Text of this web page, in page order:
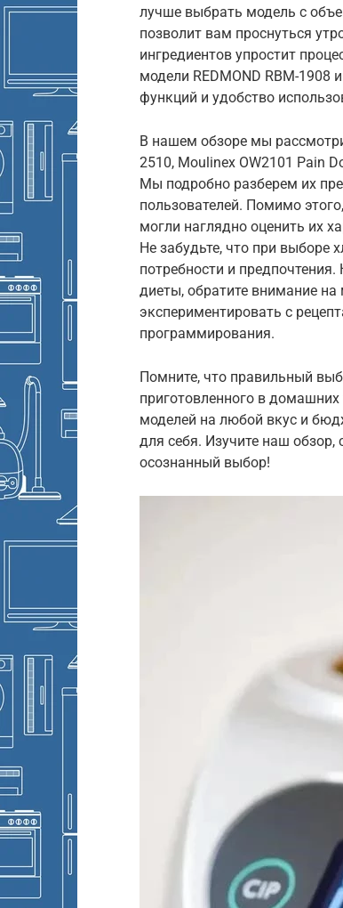
лучше выбрать модель с
позволит вам проснуться
ингредиентов упростит
модели REDMOND RBM-
функций и удобство
В нашем обзоре мы
2510, Moulinex OW2101 Pain
Мы подробно разберем их
пользователей. Помимо
могли наглядно оценить их
Не забудьте, что при выборе
потребности и
диеты, обратите внимание
экспериментировать с
программирования.
Помните, что правильный
приготовленного в
моделей на любой вкус и
для себя. Изучите наш обзор,
осознанный выбор!